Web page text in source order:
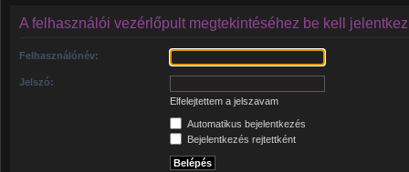
A felhasználói vezérlőpult megtekintéséhez be kell
Felhasználónév:
Jelszó:
Elfelejtettem a jelszavam
Automatikus bejelentkezés
Bejelentkezés rejtettként